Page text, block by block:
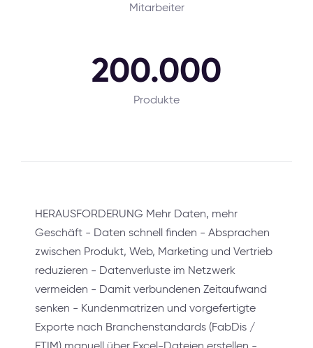
Mitarbeiter
200.000
Produkte
HERAUSFORDERUNG Mehr Daten, mehr
Geschäft - Daten schnell finden - Absprachen
zwischen Produkt, Web, Marketing und Vertrieb
reduzieren - Datenverluste im Netzwerk
vermeiden - Damit verbundenen Zeitaufwand
senken - Kundenmatrizen und vorgefertigte
Exporte nach Branchenstandards (FabDis /